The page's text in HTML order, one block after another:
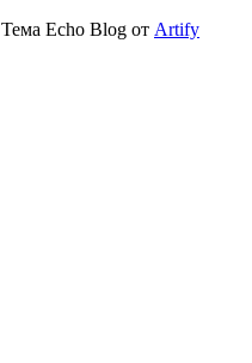
Тема Echo Blog от Artify